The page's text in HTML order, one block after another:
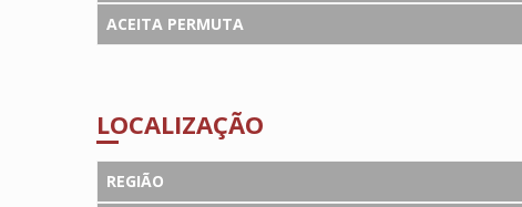
ACEITA PERMUTA
LOCALIZAÇÃO
REGIÃO